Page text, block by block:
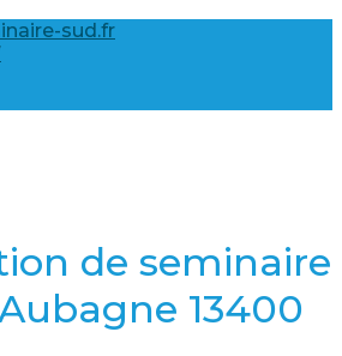
sud.fr
de seminaire
13400